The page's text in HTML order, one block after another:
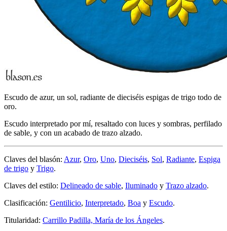
Escudo de azur, un sol, radiante de dieciséis espigas de trigo todo de
oro.
Escudo interpretado por mí, resaltado con luces y sombras, perfilado
de sable, y con un acabado de trazo alzado.
Claves del blasón: Azur, Oro, Uno, Dieciséis, Sol, Radiante, Espiga
de trigo y Trigo.
Claves del estilo: Delineado de sable, Iluminado y Trazo alzado.
Clasificación: Gentilicio, Interpretado, Boa y Escudo.
Titularidad: Carrillo Padilla, María de los Ángeles.